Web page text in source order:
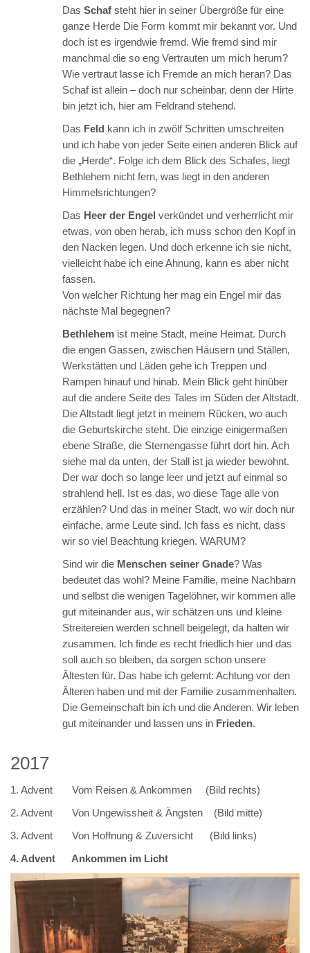
Das Schafsteht hier in seiner Übergröße für eine
ganze Herde Die Form kommt mir bekannt vor. Und
doch ist es irgendwie fremd. Wie fremd sind mir
manchmal die so eng Vertrauten um mich herum?
Wie vertraut lasse ich Fremde an mich heran? Das
Schaf ist allein – doch nur scheinbar, denn der Hirte
bin jetzt ich, hier am Feldrand stehend.
Das Feld kann ich in zwölf Schritten umschreiten
und ich habe von jeder Seite einen anderen Blick auf
die „Herde“. Folge ich dem Blick des Schafes, liegt
Bethlehem nicht fern, was liegt in den anderen
Himmelsrichtungen?
Das Heer der Engel verkündet und verherrlicht mir
etwas, von oben herab, ich muss schon den Kopf in
den Nacken legen. Und doch erkenne ich sie nicht,
vielleicht habe ich eine Ahnung, kann es aber nicht
fassen.
Von welcher Richtung her mag ein Engel mir das
nächste Mal begegnen?
Bethlehemist meine Stadt, meine Heimat. Durch
die engen Gassen, zwischen Häusern und Ställen,
Werkstätten und Läden gehe ich Treppen und
Rampen hinauf und hinab. Mein Blick geht hinüber
auf die andere Seite des Tales im Süden der Altstadt.
Die Altstadt liegt jetzt in meinem Rücken, wo auch
die Geburtskirche steht. Die einzige einigermaßen
ebene Straße, die Sternengasse führt dort hin. Ach
siehe mal da unten, der Stall ist ja wieder bewohnt.
Der war doch so lange leer und jetzt auf einmal so
strahlend hell. Ist es das, wo diese Tage alle von
erzählen? Und das in meiner Stadt, wo wir doch nur
einfache, arme Leute sind. Ich fass es nicht, dass
wir so viel Beachtung kriegen. WARUM?
Sind wir die Menschen seiner Gnade? Was
bedeutet das wohl? Meine Familie, meine Nachbarn
und selbst die wenigen Tagelöhner, wir kommen alle
gut miteinander aus, wir schätzen uns und kleine
Streitereien werden schnell beigelegt, da halten wir
zusammen. Ich finde es recht friedlich hier und das
soll auch so bleiben, da sorgen schon unsere
Ältesten für. Das habe ich gelernt: Achtung vor den
Älteren haben und mit der Familie zusammenhalten.
Die Gemeinschaft bin ich und die Anderen. Wir leben
gut miteinander und lassen uns in Frieden.
2017
1. Advent Vom Reisen & Ankommen (Bild rechts)
2. Advent Von Ungewissheit & Ängsten (Bild mitte)
3. Advent Von Hoffnung & Zuversicht (Bild links)
4. Advent Ankommen im Licht